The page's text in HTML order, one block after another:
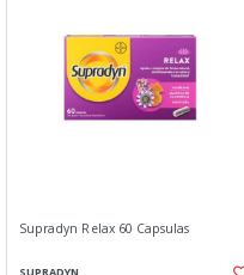
Supradyn Relax 60 Capsulas